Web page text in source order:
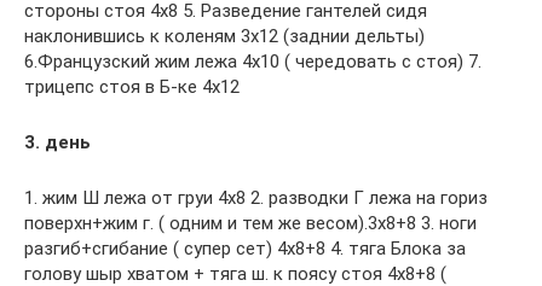
стороны стоя 4х8 5. Разведение гантелей сидя
наклонившись к коленям 3х12 (заднии дельты)
6.Французский жим лежа 4х10 ( чередовать с стоя) 7.
трицепс стоя в Б-ке 4х12
3. день
1. жим Ш лежа от груи 4х8 2. разводки Г лежа на гориз
поверхн+жим г. ( одним и тем же весом).3х8+8 3. ноги
разгиб+сгибание ( супер сет) 4х8+8 4. тяга Блока за
голову шыр хватом + тяга ш. к поясу стоя 4х8+8 (